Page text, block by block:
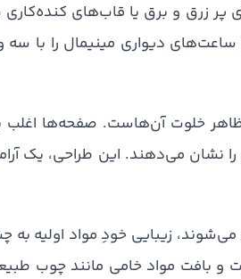
پر زرق و برق یا قاب‌های
دیواری مینیمال را با سه
ظاهر خلوت آن‌هاست. صفحه‌ها
نشان می‌دهند. این طراحی، یک
می‌شوند، زیبایی خودِ مواد اولیه
و بافت مواد خامی مانند چوب